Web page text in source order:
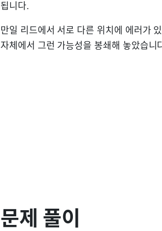
됩니다.
만일 리드에서 서로 다른 위치에 에러가
자체에서 그런 가능성을 봉쇄해 놓았습
문제 풀이